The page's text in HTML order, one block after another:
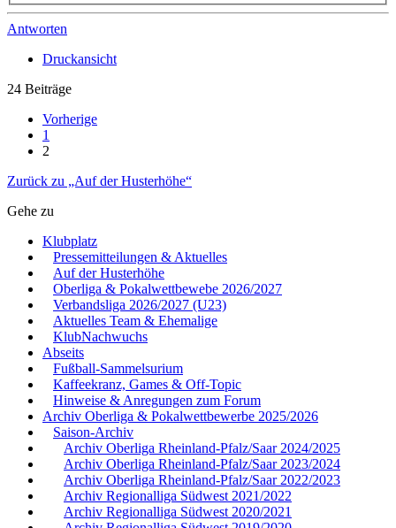
Antworten
Druckansicht
24 Beiträge
Vorherige
1
2
Zurück zu „Auf der Husterhöhe“
Gehe zu
Klubplatz
Pressemitteilungen & Aktuelles
Auf der Husterhöhe
Oberliga & Pokalwettbewebe 2026/2027
Verbandsliga 2026/2027 (U23)
Aktuelles Team & Ehemalige
KlubNachwuchs
Abseits
Fußball-Sammelsurium
Kaffeekranz, Games & Off-Topic
Hinweise & Anregungen zum Forum
Archiv Oberliga & Pokalwettbewerbe 2025/2026
Saison-Archiv
Archiv Oberliga Rheinland-Pfalz/Saar 2024/2025
Archiv Oberliga Rheinland-Pfalz/Saar 2023/2024
Archiv Oberliga Rheinland-Pfalz/Saar 2022/2023
Archiv Regionalliga Südwest 2021/2022
Archiv Regionalliga Südwest 2020/2021